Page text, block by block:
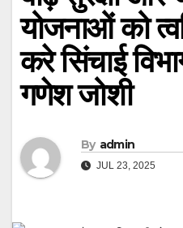
योजनाओं को
करे सिंचाई
गणेश जोशी
By admin
JUL 23, 2025